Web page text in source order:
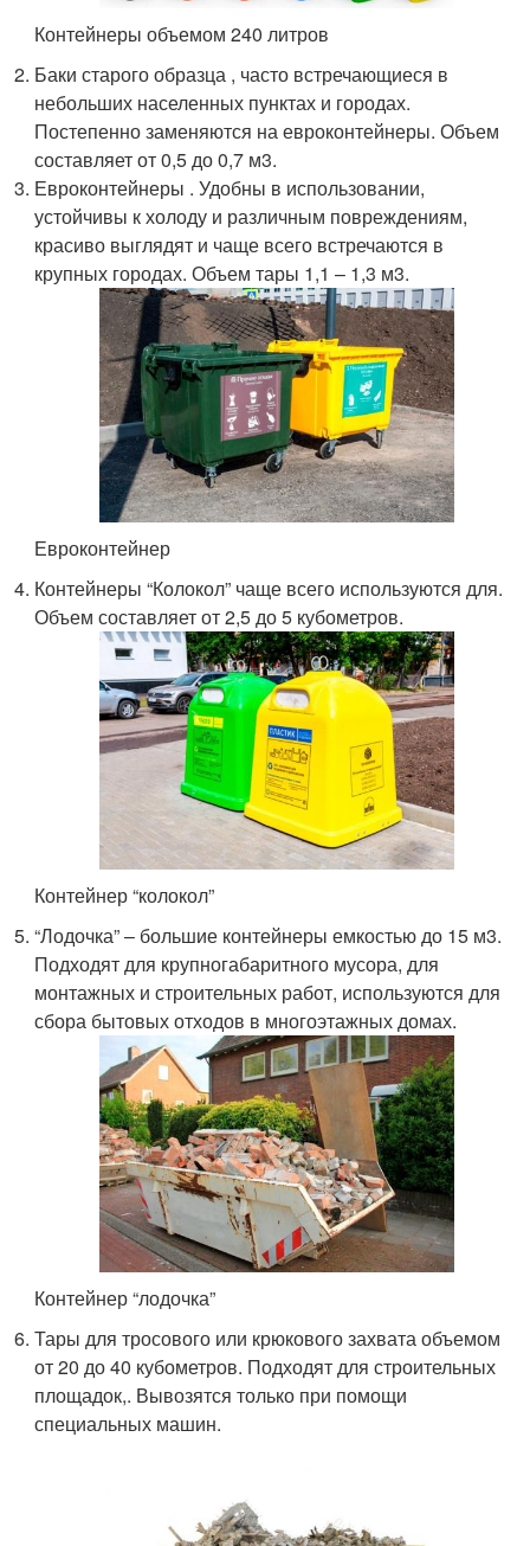
Контейнеры объемом 240 литров
Баки старого образца , часто встречающиеся в
небольших населенных пунктах и городах.
Постепенно заменяются на евроконтейнеры. Объем
составляет от 0,5 до 0,7 м3.
Евроконтейнеры . Удобны в использовании,
устойчивы к холоду и различным повреждениям,
красиво выглядят и чаще всего встречаются в
крупных городах. Объем тары 1,1 – 1,3 м3.
Евроконтейнер
Контейнеры “Колокол” чаще всего используются для.
Объем составляет от 2,5 до 5 кубометров.
Контейнер “колокол”
“Лодочка” – большие контейнеры емкостью до 15 м3.
Подходят для крупногабаритного мусора, для
монтажных и строительных работ, используются для
сбора бытовых отходов в многоэтажных домах.
Контейнер “лодочка”
Тары для тросового или крюкового захвата объемом
от 20 до 40 кубометров. Подходят для строительных
площадок,. Вывозятся только при помощи
специальных машин.